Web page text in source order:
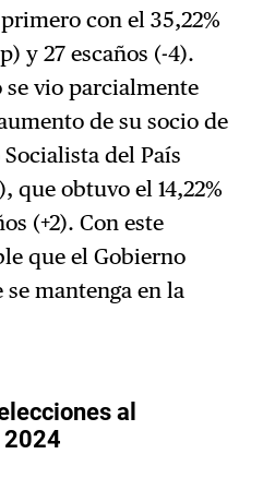
con el 35,22%
y 27 escaños (-4).
se vio parcialmente
de su socio de
del País
que obtuvo el 14,22%
(+2). Con este
que el Gobierno
mantenga en la